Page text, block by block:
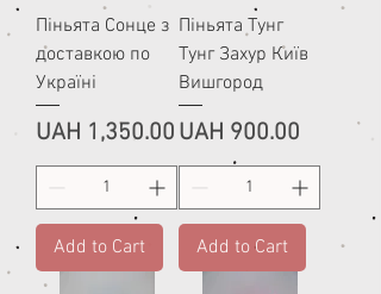
Піньята Сонце з
доставкою по
Україні
Price
UAH 1,350.00
Add to Cart
Піньята Тунг
Тунг Захур Київ
Вишгород
Price
UAH 900.00
Add to Cart